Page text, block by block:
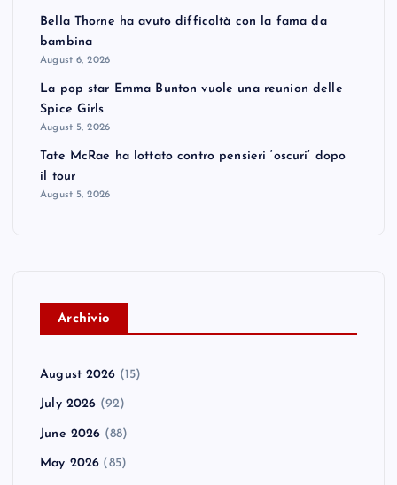
Bella Thorne ha avuto difficoltà con la fama da
bambina
August 6, 2026
La pop star Emma Bunton vuole una reunion delle
Spice Girls
August 5, 2026
Tate McRae ha lottato contro pensieri ‘oscuri’ dopo
il tour
August 5, 2026
Archivio
August 2026 (15)
July 2026 (92)
June 2026 (88)
May 2026 (85)